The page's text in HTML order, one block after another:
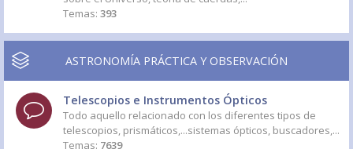
Temas: 393
ASTRONOMÍA PRÁCTICA Y OBSERVACIÓN
Telescopios e Instrumentos Ópticos
Todo aquello relacionado con los diferentes tipos de
telescopios, prismáticos,...sistemas ópticos, buscadores,...
Temas: 7639